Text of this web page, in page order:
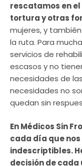
rescatamos en
tortura y otras
mujeres, y
la ruta. Para
servicios de
escasos y no
necesidades de
necesidades no
quedan sin
En Médicos Sin
cada día que
indescriptibles.
decisión de